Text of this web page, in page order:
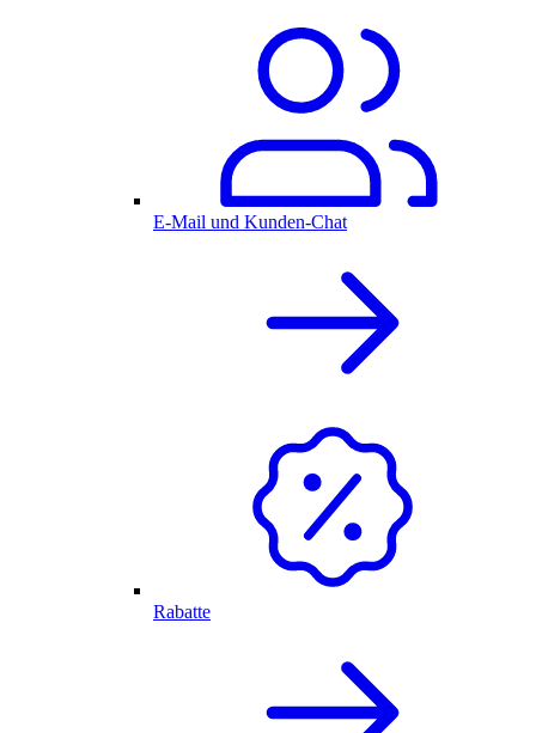
E-Mail und Kunden-Chat
Rabatte